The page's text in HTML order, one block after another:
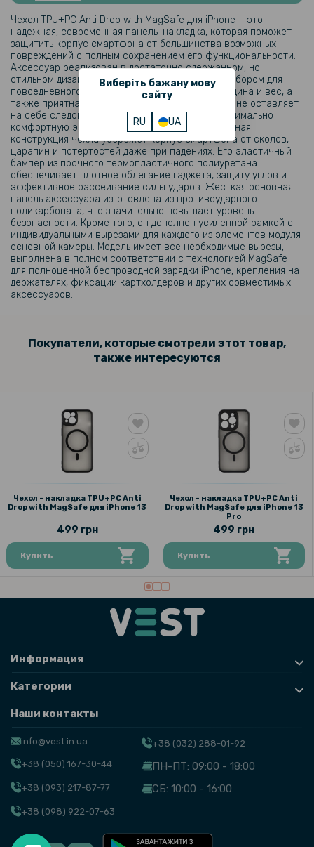
Виберіть бажану мову
сайту
RU UA
Чехол TPU+PC Anti Drop with MagSafe для iPhone – это
надежная, современная панель-накладка, которая поможет
защитить корпус смартфона от большинства возможных
повреждений с полным сохранением его функциональности.
Аксессуар реализован в достаточно сдержанном, но
стильном дизайне, что делает его идеальным выбором для
повседневного использования. Небольшие толщина и вес, а
также приятная на ощупь поверхность, которая не оставляет
на себе следов от пальцев, обеспечат его максимально
комфортную эксплуатацию. Детально продуманная
конструкция чехла убережет корпус смартфона от сколов,
царапин и потертостей даже при падениях. Его эластичный
бампер из прочного термопластичного полиуретана
обеспечивает плотное облегание гаджета, защиту углов и
эффективное рассеивание силы ударов. Жесткая основная
панель аксессуара изготовлена из противоударного
поликарбоната, что значительно повышает уровень
безопасности. Кроме того, он дополнен усиленной рамкой с
индивидуальными вырезами для каждого из элементов модуля
основной камеры. Модель имеет все необходимые вырезы,
выполнена в полном соответствии с технологией MagSafe
для полноценной беспроводной зарядки iPhone, крепления на
держателях, фиксации картхолдеров и других совместимых
аксессуаров.
Покупатели, которые смотрели этот товар,
также интересуются
Чехол - накладка TPU+PC Anti
Drop with MagSafe для iPhone 13
499 грн
Купить
Чехол - накладка TPU+PC Anti
Drop with MagSafe для iPhone 13
Pro
499 грн
Купить
Информация
Категории
Наши контакты
info@vest.in.ua
+38 (050) 167-30-44
+38 (093) 217-87-77
+38 (098) 922-07-63
+38 (032) 288-01-92
ПН-ПТ: 09:00 - 18:00
СБ: 10:00 - 16:00